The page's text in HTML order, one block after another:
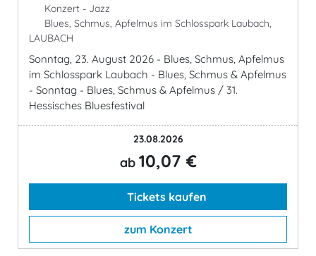
Konzert - Jazz
Blues, Schmus, Apfelmus im Schlosspark Laubach,
LAUBACH
Sonntag, 23. August 2026 - Blues, Schmus, Apfelmus
im Schlosspark Laubach - Blues, Schmus & Apfelmus
- Sonntag - Blues, Schmus & Apfelmus / 31.
Hessisches Bluesfestival
23.08.2026
ab 10,07 €
Tickets kaufen
zum Konzert